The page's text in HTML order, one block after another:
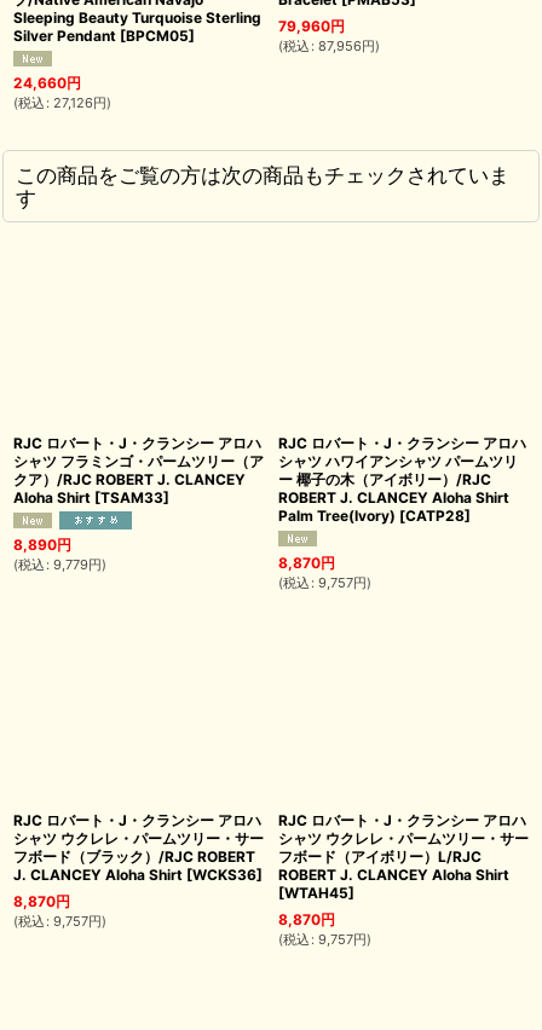
Sleeping Beauty Turquoise Sterling
Silver Pendant [BPCM05]
24,660円
(税込 : 27,126円)
79,960円
(税込 : 87,956円)
この商品をご覧の方は次の商品もチェックされていま
す
RJC ロバート・J・クランシー アロハ
シャツ フラミンゴ・パームツリー（ア
クア）/RJC ROBERT J. CLANCEY
Aloha Shirt [TSAM33]
8,890円
(税込 : 9,779円)
RJC ロバート・J・クランシー アロハ
シャツ ハワイアンシャツ パームツリ
ー 椰子の木（アイボリー）/RJC
ROBERT J. CLANCEY Aloha Shirt
Palm Tree(Ivory) [CATP28]
8,870円
(税込 : 9,757円)
RJC ロバート・J・クランシー アロハ
シャツ ウクレレ・パームツリー・サー
フボード（ブラック）/RJC ROBERT
J. CLANCEY Aloha Shirt [WCKS36]
8,870円
(税込 : 9,757円)
RJC ロバート・J・クランシー アロハ
シャツ ウクレレ・パームツリー・サー
フボード（アイボリー）L/RJC
ROBERT J. CLANCEY Aloha Shirt
[WTAH45]
8,870円
(税込 : 9,757円)